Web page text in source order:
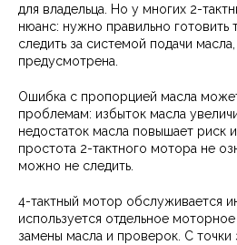
для владельца. Но у многих 2-
нюанс: нужно правильно готовить
следить за системой подачи
предусмотрена.
Ошибка с пропорцией масла
проблемам: избыток масла
недостаток масла повышает риск
простота 2-тактного мотора не
можно не следить.
4-тактный мотор обслуживается
используется отдельное
замены масла и проверок. С точки